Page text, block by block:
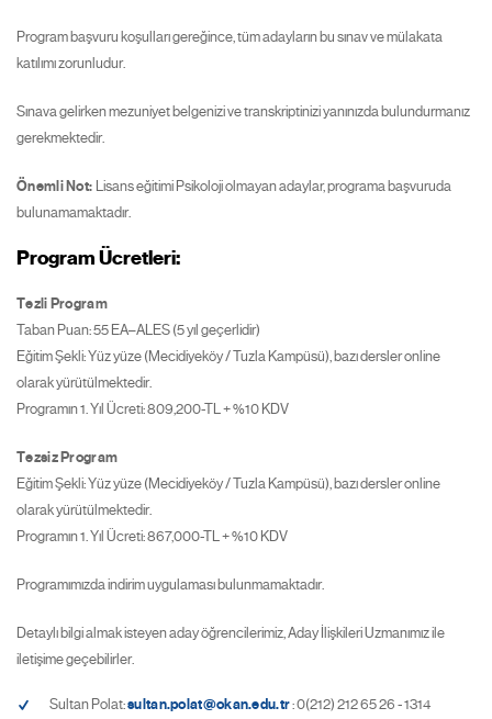
Program başvuru koşulları gereğince, tüm adayların bu sınav ve mülakata
katılımı zorunludur.
Sınava gelirken mezuniyet belgenizi ve transkriptinizi yanınızda bulundurmanız
gerekmektedir.
Önemli Not:
Lisans eğitimi Psikoloji olmayan adaylar, programa başvuruda
bulunamamaktadır.
Program Ücretleri:
Tezli Program
Taban Puan: 55 EA–ALES (5 yıl geçerlidir)
Eğitim Şekli: Yüz yüze (Mecidiyeköy / Tuzla Kampüsü), bazı dersler online
olarak yürütülmektedir.
Programın 1. Yıl Ücreti: 809,200-TL + %10 KDV
Tezsiz Program
Eğitim Şekli: Yüz yüze (Mecidiyeköy / Tuzla Kampüsü), bazı dersler online
olarak yürütülmektedir.
Programın 1. Yıl Ücreti: 867,000-TL + %10 KDV
Programımızda indirim uygulaması bulunmamaktadır.
Detaylı bilgi almak isteyen aday öğrencilerimiz, Aday İlişkileri Uzmanımız ile
iletişime geçebilirler.
Sultan Polat:sultan.polat@okan.edu.tr: 0(212) 212 65 26 - 1314